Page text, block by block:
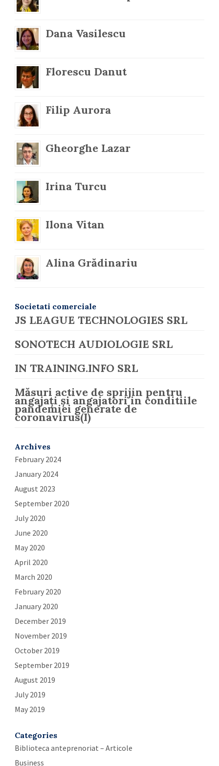
Dana Vasilescu
Florescu Danut
Filip Aurora
Gheorghe Lazar
Irina Turcu
Ilona Vitan
Alina Grădinariu
Societati comerciale
JS LEAGUE TECHNOLOGIES SRL
SONOTECH AUDIOLOGIE SRL
IN TRAINING.INFO SRL
Măsuri active de sprijin pentru
angajați și angajatori in conditiile
pandemiei generate de
coronavirus(I)
Archives
February 2024
January 2024
August 2023
September 2020
July 2020
June 2020
May 2020
April 2020
March 2020
February 2020
January 2020
December 2019
November 2019
October 2019
September 2019
August 2019
July 2019
May 2019
Categories
Biblioteca anteprenoriat – Articole
Business